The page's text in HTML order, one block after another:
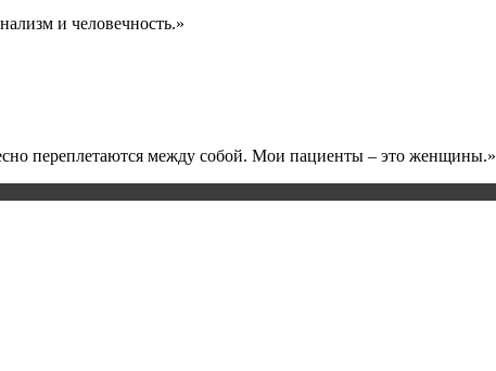
и человечность.»
переплетаются между собой. Мои пациенты – это женщины.»